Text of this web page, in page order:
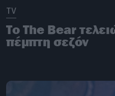
TV
Το The Bear
πέμπτη σεζόν